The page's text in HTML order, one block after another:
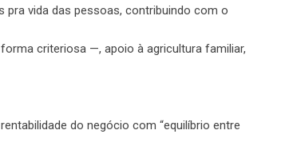
pra vida das pessoas, contribuindo com o
criteriosa —, apoio à agricultura familiar,
do negócio com “equilíbrio entre